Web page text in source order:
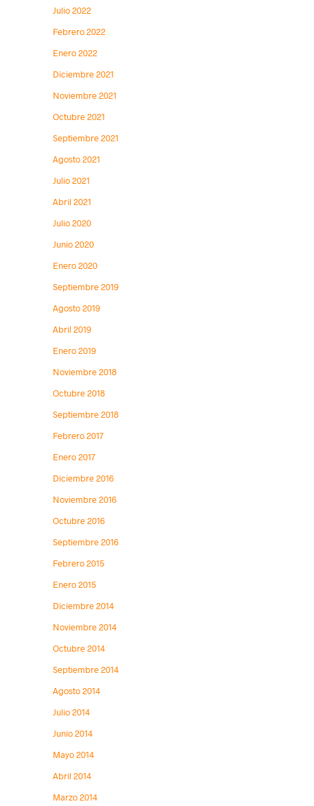
Julio 2022
Febrero 2022
Enero 2022
Diciembre 2021
Noviembre 2021
Octubre 2021
Septiembre 2021
Agosto 2021
Julio 2021
Abril 2021
Julio 2020
Junio 2020
Enero 2020
Septiembre 2019
Agosto 2019
Abril 2019
Enero 2019
Noviembre 2018
Octubre 2018
Septiembre 2018
Febrero 2017
Enero 2017
Diciembre 2016
Noviembre 2016
Octubre 2016
Septiembre 2016
Febrero 2015
Enero 2015
Diciembre 2014
Noviembre 2014
Octubre 2014
Septiembre 2014
Agosto 2014
Julio 2014
Junio 2014
Mayo 2014
Abril 2014
Marzo 2014